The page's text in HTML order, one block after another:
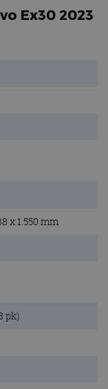
Ex30 2023
x 1.550 mm
pk)